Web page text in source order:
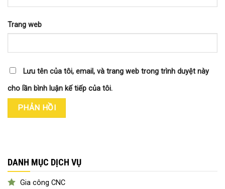
DANH MỤC DỊCH VỤ
Gia công CNC
Trang web
Lưu tên của tôi, email, và trang web trong trình duyệt này
cho lần bình luận kế tiếp của tôi.